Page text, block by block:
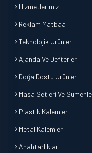
Hizmetlerimiz
Reklam Matbaa
Teknolojik Ürünler
Ajanda Ve Defterler
Doğa Dostu Ürünler
Masa Setleri Ve
Plastik Kalemler
Metal Kalemler
Anahtarlıklar